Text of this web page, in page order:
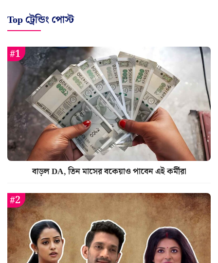
Top ট্রেন্ডিং পোস্ট
বাড়ল DA, তিন মাসের বকেয়াও পাবেন এই কর্মীরা